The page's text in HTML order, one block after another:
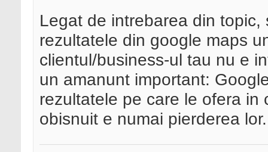
Legat de intrebarea din
rezultatele din google maps
clientul/business-ul tau nu e
un amanunt important:
rezultatele pe care le ofera
obisnuit e numai pierderea lor.